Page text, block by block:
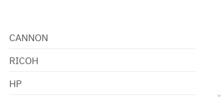
CANNON
RICOH
HP